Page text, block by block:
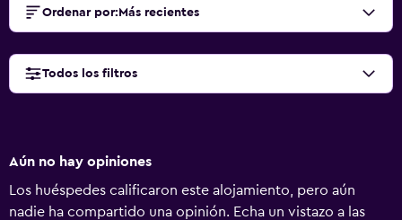
Ordenar por: Más recientes
Todos los filtros
Aún no hay opiniones
Los huéspedes calificaron este alojamiento, pero aún
nadie ha compartido una opinión. Echa un vistazo a las